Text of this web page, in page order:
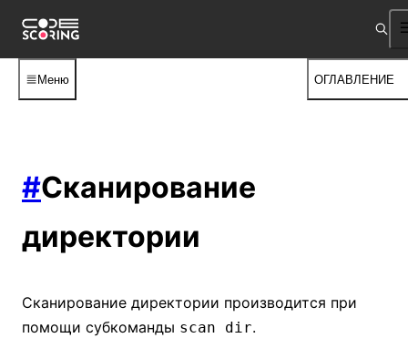
Меню ОГЛАВЛЕНИЕ
#Сканирование
директории
Сканирование директории производится при
помощи субкоманды scan dir.